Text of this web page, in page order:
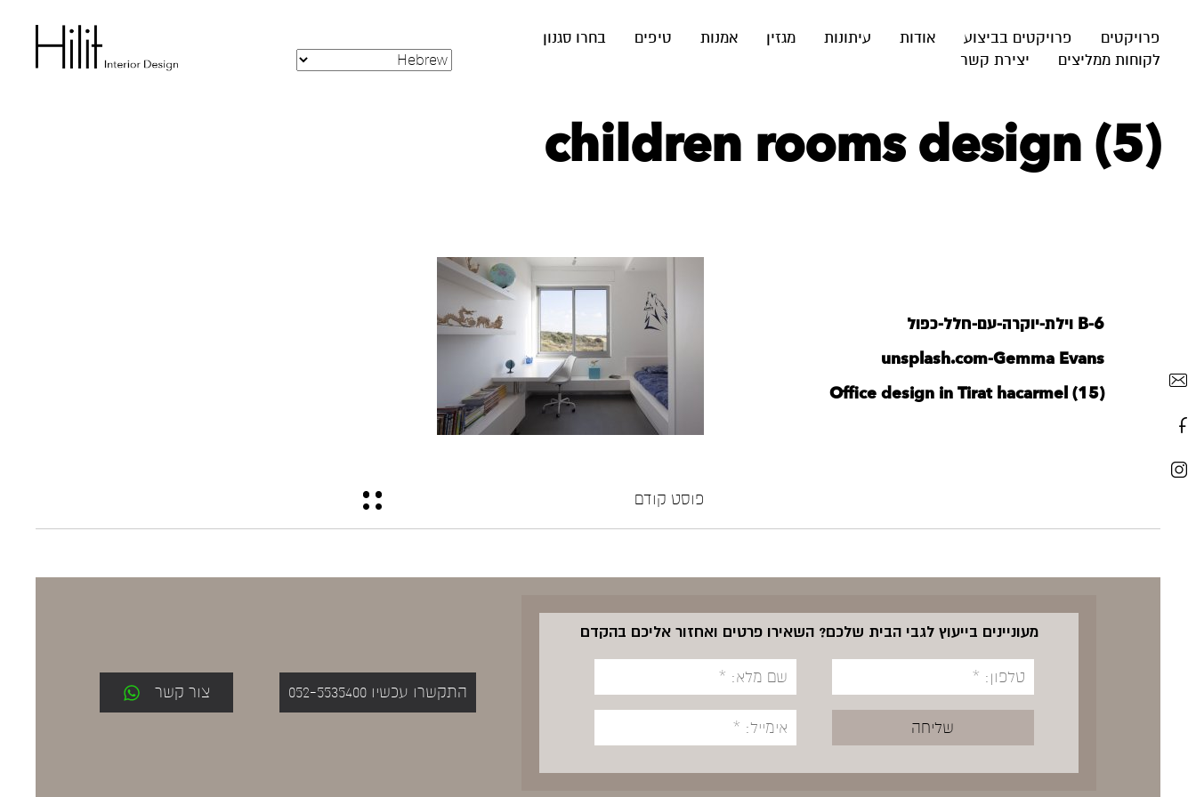
פרויקטים פרויקטים בביצוע אודות עיתונות מגזין אמנות טיפים
בחרו סגנון
לקוחות ממליצים
יצירת קשר
children rooms design (5)
B-6 וילת-יוקרה-עם-חלל-כפול
unsplash.com-Gemma Evans
Office design in Tirat hacarmel (15)
פוסט קודם
מעוניינים בייעוץ לגבי הבית שלכם? השאירו פרטים ואחזור אליכם בהקדם
התקשרו עכשיו 052-5535400 צור קשר